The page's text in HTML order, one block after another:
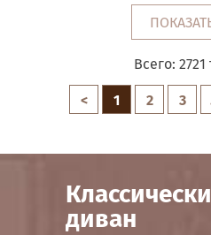
Всего: 2721
< 1 2 3
диван